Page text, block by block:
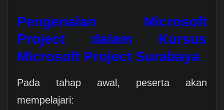
Pengenalan Microsoft
Project dalam Kursus
Microsoft Project Surabaya
Pada tahap awal, peserta akan
mempelajari: